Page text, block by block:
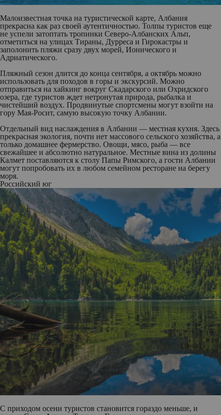
Малоизвестная точка на туристической карте, Албания
прекрасна как раз своей аутентичностью. Толпы туристов еще
не успели затоптать тропинки Северо-Албанских Альп,
отметиться на улицах Тираны, Дурреса и Гирокастры и
заполонить пляжи сразу двух морей, Ионического и
Адриатического.
Пляжный сезон длится до конца сентября, а октябрь можно
использовать для походов в горы и экскурсий. Можно
отправиться на хайкинг вокруг Скадарского или Охридского
озера, где туристов ждет нетронутая природа, рыбалка и
чистейший воздух. Продвинутые спортсмены могут взойти на
гору Мая-Росит, самую высокую точку Албании.
Отдельный вид наслаждения в Албании — местная кухня. Здесь
прекрасная экология, почти нет массового сельского хозяйства, а
только домашнее фермерство. Овощи, мясо, рыба — все
свежайшее и абсолютно натуральное. Местные вина из долины
Калмет поставляются к столу Папы Римского, а гости Албании
могут попробовать их в любом семейном ресторане на берегу
моря.
Российский юг
С приходом осени туристов становится гораздо меньше, и